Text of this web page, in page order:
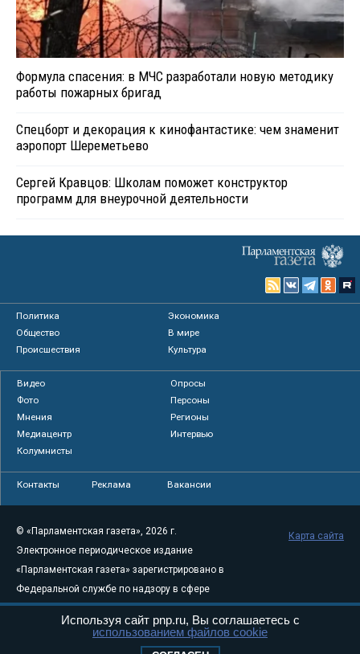
Формула спасения: в МЧС разработали новую методику
работы пожарных бригад
Спецборт и декорация к кинофантастике: чем знаменит
аэропорт Шереметьево
Сергей Кравцов: Школам поможет конструктор
программ для внеурочной деятельности
Политика
Экономика
Общество
В мире
Происшествия
Культура
Видео
Опросы
Фото
Персоны
Мнения
Регионы
Медиацентр
Интервью
Колумнисты
Контакты Реклама Вакансии
© «Парламентская газета», 2026 г.
Электронное периодическое издание
«Парламентская газета» зарегистрировано в
Федеральной службе по надзору в сфере
связи, информационных технологий и
массовых коммуникаций (Роскомнадзор) 05
Карта сайта
Используя сайт pnp.ru, Вы соглашаетесь с
использованием файлов cookie